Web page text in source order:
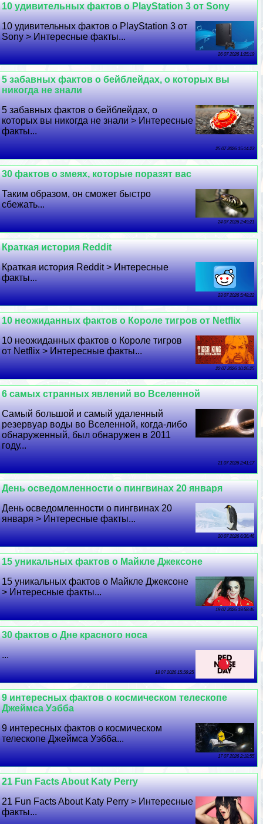
10 удивительных фактов о PlayStation 3 от Sony
10 удивительных фактов о PlayStation 3 от
Sony > Интересные факты...
26 07 2026 1:25:19
5 забавных фактов о бейблейдах, о которых вы
никогда не знали
5 забавных фактов о бейблейдах, о
которых вы никогда не знали > Интересные
факты...
25 07 2026 15:14:23
30 фактов о змеях, которые поразят вас
Таким образом, он сможет быстро
сбежать...
24 07 2026 2:49:21
Краткая история Reddit
Краткая история Reddit > Интересные
факты...
23 07 2026 5:48:22
10 неожиданных фактов о Короле тигров от Netflix
10 неожиданных фактов о Короле тигров
от Netflix > Интересные факты...
22 07 2026 10:26:25
6 самых странных явлений во Вселенной
Самый большой и самый удаленный
резервуар воды во Вселенной, когда-либо
обнаруженный, был обнаружен в 2011
году...
21 07 2026 2:41:17
День осведомленности о пингвинах 20 января
День осведомленности о пингвинах 20
января > Интересные факты...
20 07 2026 6:36:46
15 уникальных фактов о Майкле Джексоне
15 уникальных фактов о Майкле Джексоне
> Интересные факты...
19 07 2026 19:58:46
30 фактов о Дне красного носа
...
18 07 2026 15:56:25
9 интересных фактов о космическом телескопе
Джеймса Уэбба
9 интересных фактов о космическом
телескопе Джеймса Уэбба...
17 07 2026 2:18:55
21 Fun Facts About Katy Perry
21 Fun Facts About Katy Perry > Интересные
факты...